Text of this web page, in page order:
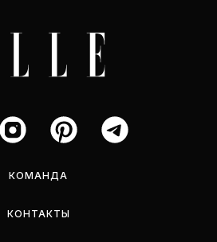
КОМАНДА
КОНТАКТЫ